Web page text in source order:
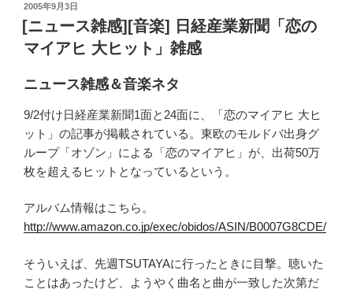
投
稿
日:
2005年9月3日
[ニュース雑感][音楽] 日経産業新聞「恋の
マイアヒ 大ヒット」雑感
ニュース雑感＆音楽ネタ
9/2付け日経産業新聞1面と24面に、「恋のマイアヒ 大ヒ
ット」の記事が掲載されている。東欧のモルドバ出身グ
ループ「オゾン」による「恋のマイアヒ」が、出荷50万
枚を超えるヒットとなっているという。
アルバム情報はこちら。
http://www.amazon.co.jp/exec/obidos/ASIN/B0007G8CDE/
そういえば、先週TSUTAYAに行ったときに目撃。聴いた
ことはあったけど、ようやく曲名と曲が一致した次第だ